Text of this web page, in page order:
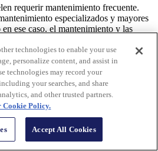
requerir mantenimiento frecuente.
especializados y mayores
ese caso, el mantenimiento y las
de errores o mejoras de
o nuevas capacidades limitadas
de integración
dependen de interfaces, formatos
de propiedad exclusiva que
de integración estándar actuales,
technologies to enable your use
personalize content, and assist in
technologies may record your
your searches, and share
and other trusted partners.
Cookie Policy.
Accept All Cookies